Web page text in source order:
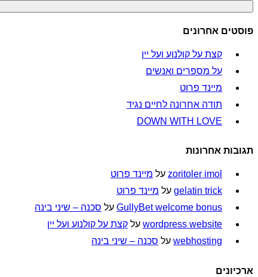
פוסטים אחרונים
קצת על קולנוע ועל יין
על מספרים ואנשים
מיינד פרוט
תודה אחרונה לחיים נגיד
DOWN WITH LOVE
תגובות אחרונות
zoritoler imol על מיינד פרוט
gelatin trick על מיינד פרוט
GullyBet welcome bonus על סכנה – שיני בינה
wordpress website על קצת על קולנוע ועל יין
webhosting על סכנה – שיני בינה
ארכיונים